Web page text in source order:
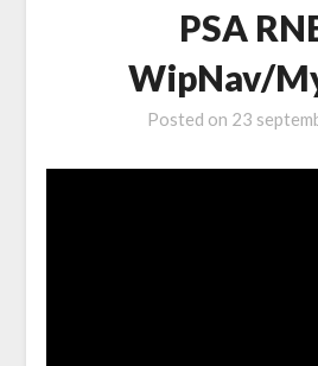
PSA
WipNav/
Posted on 23